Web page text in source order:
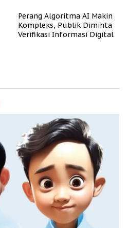
Perang Algoritma AI Makin
Kompleks, Publik Diminta
Verifikasi Informasi Digital